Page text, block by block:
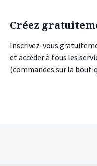
Créez
Inscrivez-vous
et accéder à tous les
(commandes sur la